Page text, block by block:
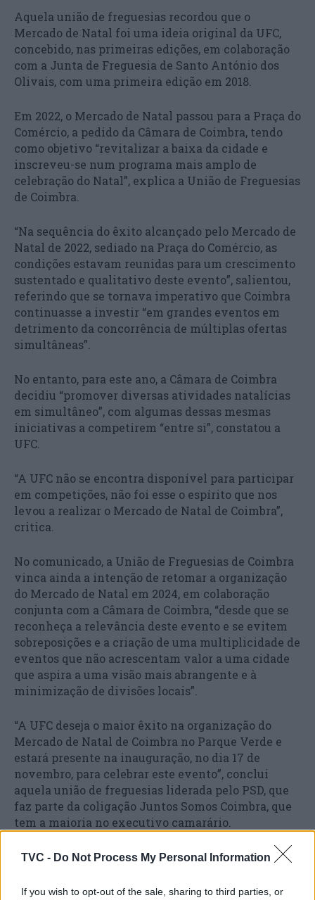
TVC - Do Not Process My Personal Information
If you wish to opt-out of the sale, sharing to third parties, or
Aquela união de freguesias recordou que o
Mercado de Natal foi uma ideia original da UFC,
concebido, nas primeiras edições, em colaboração
com a Junta de Freguesia de Santo António dos
Olivais, com uma primeira edição em 2018.
Em 2022, o Mercado de Natal passou para a Praça do
Comércio, a pedido da Câmara de Coimbra, tendo
como objetivo “revitalizar a baixa da cidade e
inscreveu-se num programa mais amplo de
celebração do Natal”, explica a União de Freguesias
de Coimbra.
“Na sequência do êxito alcançado pelo Mercado de
Natal de 2022, sediado na Praça do Comércio, as
condições estavam reunidas para um crescimento
sustentado e qualitativo deste evento”, salientou,
referindo que se tornava imperativo que Coimbra
continuasse a investir “em grandes eventos em
detrimento da concorrência de múltiplas ofertas
simultâneas”.
No entanto, para este ano, a Câmara de Coimbra
decidiu “promover diversas atividades natalícias
em simultâneo”, com algumas dessas mesmas
iniciativas a competirem “entre si”, constatou a
UFC.
“A UFC não se encontra disponível para participar
em competições, não foi esse o espírito que nos
levou a realizar o Mercado de Natal de Coimbra”,
critica.
No comunicado, a União de Freguesias de Coimbra
vinca ainda a intenção de retomar a organização
do Mercado de Natal em 2024, em colaboração
conjunta com a Câmara de Coimbra, “desde que se
reconheça a relevância deste evento e se evitem
sobreposições e a criação de uma multiplicidade de
eventos que não acrescentam valor a uma cidade
que aspira a uma visão mais abrangente e à
minimização de divisões locais”.
“A UFC deseja o maior êxito na organização do
Mercado de Natal de Coimbra no Parque Verde e
estará presente na inauguração, no dia 17 de
novembro, para celebrar este evento”, conclui
aquela união de freguesias liderada pelo PSD, que
faz parte da coligação Juntos Somos Coimbra, que
tem a maioria no executivo camarário.